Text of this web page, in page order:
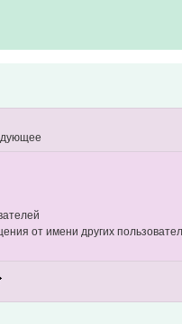
от имени других